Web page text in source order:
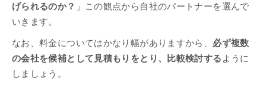
げられるのか？ 」この観点から自社のパートナーを選んで
いきます。
なお、料金についてはかなり幅がありますから、 必ず複数
の会社を候補として見積もりをとり、比較検討する ように
しましょう。